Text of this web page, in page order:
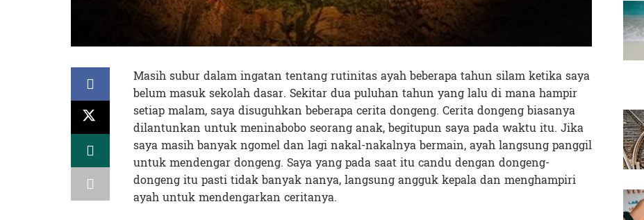
Masih subur dalam ingatan tentang rutinitas ayah beberapa tahun silam ketika saya
belum masuk sekolah dasar. Sekitar dua puluhan tahun yang lalu di mana hampir
setiap malam, saya disuguhkan beberapa cerita dongeng. Cerita dongeng biasanya
dilantunkan untuk meninabobo seorang anak, begitupun saya pada waktu itu. Jika
saya masih banyak ngomel dan lagi nakal-nakalnya bermain, ayah langsung panggil
untuk mendengar dongeng. Saya yang pada saat itu candu dengan dongeng-
dongeng itu pasti tidak banyak nanya, langsung angguk kepala dan menghampiri
ayah untuk mendengarkan ceritanya.